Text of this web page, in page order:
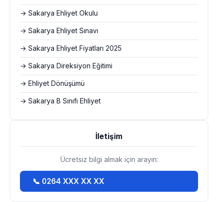
→ Sakarya Ehliyet Okulu
→ Sakarya Ehliyet Sınavı
→ Sakarya Ehliyet Fiyatları 2025
→ Sakarya Direksiyon Eğitimi
→ Ehliyet Dönüşümü
→ Sakarya B Sınıfı Ehliyet
İletişim
Ücretsiz bilgi almak için arayın:
📞 0264 XXX XX XX